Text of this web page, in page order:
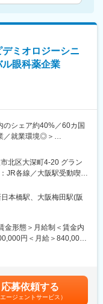
デミオロジーシニ
眼科薬企業
のシェア約40%／60カ国
／就業環境◎＞
に関わる事項について、
ジションを構築
、メディカルエバリュ
ーションの各機能と連携
療機器の安全性・有効
り、開発相及び市販後の
は、地域横断型の安全性
や治験品の安全性を戦
北区大深町4-20 グラン
JR各線／大阪駅受動喫煙
オフィス住所：東京都中
室町ビル6F勤務地最寄
駅受動喫煙対策：屋内
本橋駅、大阪梅田駅(阪
金形態＞月給制＜賃金内
円＜月給＞840,000
あります。月給(月額)は固
応募依頼する
エージェントサービス）